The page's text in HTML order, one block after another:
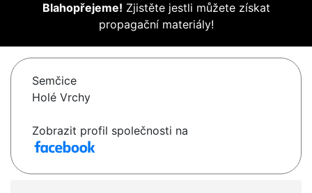
Blahopřejeme! Zjistěte jestli můžete získat
propagační materiály!
Semčice
Holé Vrchy
Zobrazit profil společnosti na